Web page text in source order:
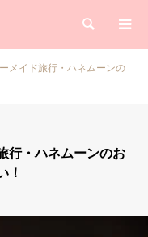
検索
メイド旅行・ハネムーンの
行・ハネムーンのお
！